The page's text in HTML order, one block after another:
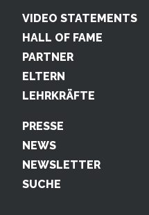
VIDEO STATEMENTS
HALL OF FAME
PARTNER
ELTERN
LEHRKRÄFTE
PRESSE
NEWS
NEWSLETTER
SUCHE